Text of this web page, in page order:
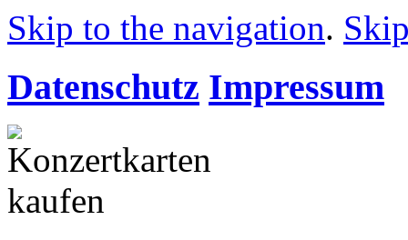
Skip to the navigation.
Datenschutz Impressum